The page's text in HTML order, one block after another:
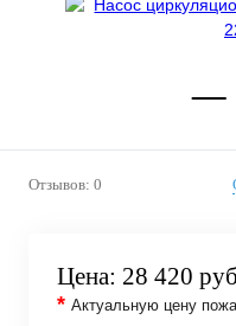
Отзывов: 0
Цена: 28 420
* Актуальную цену